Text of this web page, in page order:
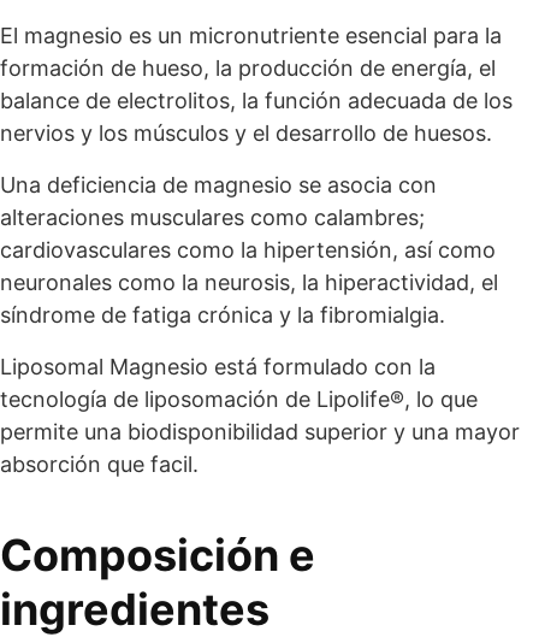
El magnesio es un micronutriente esencial para la
formación de hueso, la producción de energía, el
balance de electrolitos, la función adecuada de los
nervios y los músculos y el desarrollo de huesos.
Una deficiencia de magnesio se asocia con
alteraciones musculares como calambres;
cardiovasculares como la hipertensión, así como
neuronales como la neurosis, la hiperactividad, el
síndrome de fatiga crónica y la fibromialgia.
Liposomal Magnesio está formulado con la
tecnología de liposomación de Lipolife®, lo que
permite una biodisponibilidad superior y una mayor
absorción que facil.
Composición e
ingredientes